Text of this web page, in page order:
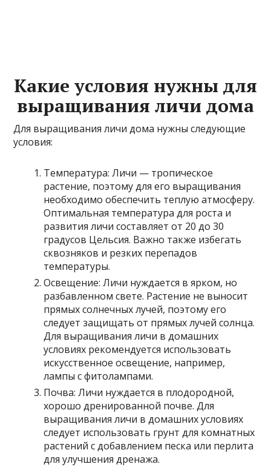
Какие условия нужны для
выращивания личи дома
Для выращивания личи дома нужны следующие
условия:
Температура: Личи — тропическое
растение, поэтому для его выращивания
необходимо обеспечить теплую атмосферу.
Оптимальная температура для роста и
развития личи составляет от 20 до 30
градусов Цельсия. Важно также избегать
сквозняков и резких перепадов
температуры.
Освещение: Личи нуждается в ярком, но
разбавленном свете. Растение не выносит
прямых солнечных лучей, поэтому его
следует защищать от прямых лучей солнца.
Для выращивания личи в домашних
условиях рекомендуется использовать
искусственное освещение, например,
лампы с фитолампами.
Почва: Личи нуждается в плодородной,
хорошо дренированной почве. Для
выращивания личи в домашних условиях
следует использовать грунт для комнатных
растений с добавлением песка или перлита
для улучшения дренажа.